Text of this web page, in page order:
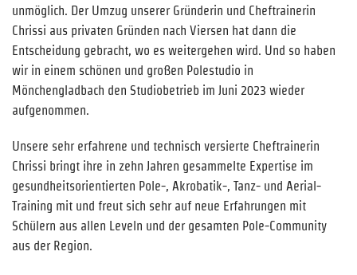
unmöglich. Der Umzug unserer Gründerin und Cheftrainerin
Chrissi aus privaten Gründen nach Viersen hat dann die
Entscheidung gebracht, wo es weitergehen wird. Und so haben
wir in einem schönen und großen Polestudio in
Mönchengladbach den Studiobetrieb im Juni 2023 wieder
aufgenommen.
Unsere sehr erfahrene und technisch versierte Cheftrainerin
Chrissi bringt ihre in zehn Jahren gesammelte Expertise im
gesundheitsorientierten Pole-, Akrobatik-, Tanz- und Aerial-
Training mit und freut sich sehr auf neue Erfahrungen mit
Schülern aus allen Leveln und der gesamten Pole-Community
aus der Region.